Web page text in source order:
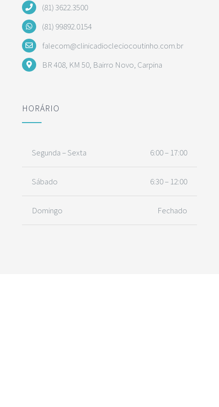
(81) 3622.3500
(81) 99892.0154
falecom@clinicadiocleciocoutinho.com.br
BR 408, KM 50, Bairro Novo, Carpina
HORÁRIO
Segunda – Sexta 6:00 – 17:00
Sábado 6:30 – 12:00
Domingo Fechado